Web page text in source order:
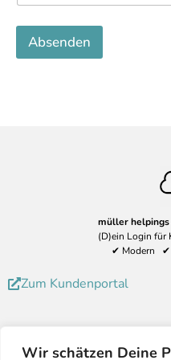
Wir schätzen Deine
Absenden
müller helpings
(D)ein Login für
✔ Modern ✔
Zum Kundenportal